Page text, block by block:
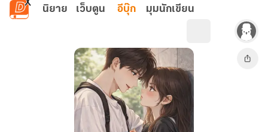
ข้ามไปยังเนื้อหาหลัก
นิยาย เว็บตูน อีบุ๊ก มุมนักเขียน